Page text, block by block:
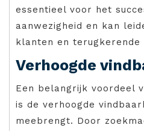
essentieel voor het
aanwezigheid en kan
klanten en terugkerende
Verhoogde
Een belangrijk voordeel
is de verhoogde
meebrengt. Door